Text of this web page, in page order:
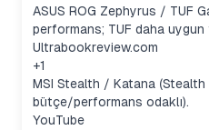
ASUS ROG Zephyrus / TUF
performans; TUF daha uygun
Ultrabookreview.com
+1
MSI Stealth / Katana (Stealth
bütçe/performans odaklı).
YouTube